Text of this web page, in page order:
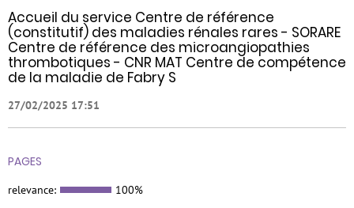
Accueil du service Centre de référence
(constitutif) des maladies rénales rares - SORARE
Centre de référence des microangiopathies
thrombotiques - CNR MAT Centre de compétence
de la maladie de Fabry S
27/02/2025 17:51
PAGES
relevance: 100%